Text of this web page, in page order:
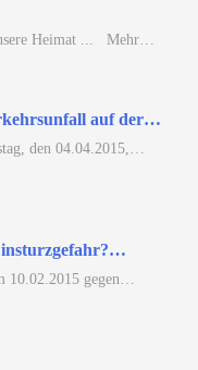
Heimat ... Mehr…
auf der…
den 04.04.2015,…
10.02.2015 gegen…